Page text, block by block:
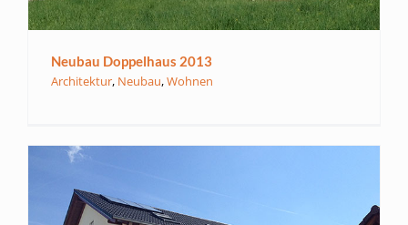
Neubau Doppelhaus 2013
Architektur, Neubau,Wohnen